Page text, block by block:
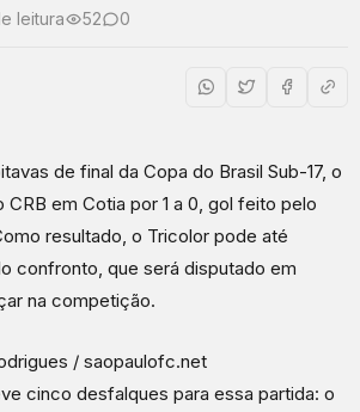
leitura 52 0
de final da Copa do Brasil Sub-17, o
CRB em Cotia por 1 a 0, gol feito pelo
resultado, o Tricolor pode até
confronto, que será disputado em
na competição.
/ saopaulofc.net
cinco desfalques para essa partida: o